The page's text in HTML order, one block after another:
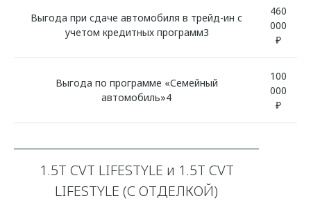
Выгода при сдаче автомобиля в трейд-ин с
учетом кредитных программ3
460
000
₽
Выгода по программе «Семейный
автомобиль»4
100
000
₽
1.5T CVT LIFESTYLE и 1.5T CVT
LIFESTYLE (С ОТДЕЛКОЙ)